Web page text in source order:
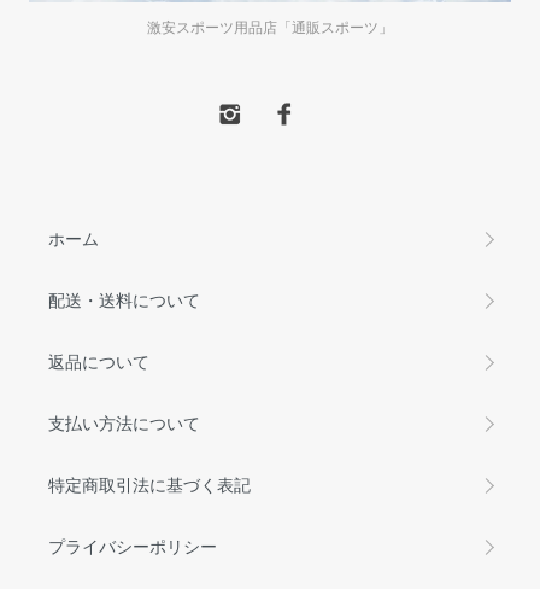
激安スポーツ用品店「通販スポーツ」
ホーム
配送・送料について
返品について
支払い方法について
特定商取引法に基づく表記
プライバシーポリシー